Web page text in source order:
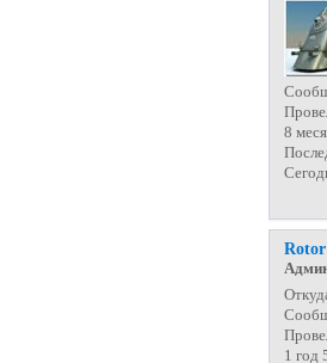
8
Rotor
1 год